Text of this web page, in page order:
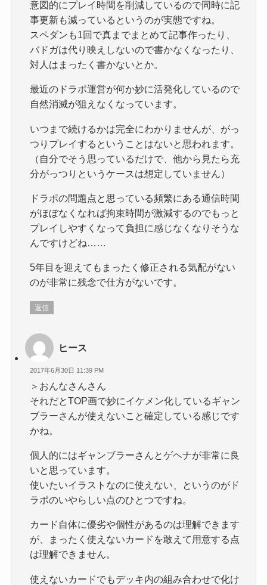
意図的にプレイ時間を削減しているので同時に記
事更新も減っているというのが実態ですね。
スペダンも1回で真までまとめて記事作ったり、
バドガは代り映えしないので書かなくなったり、
対人はまったく書かないとか。
最近のドラポ運営が何か妙に活発化しているので
自然消滅が狙えなくなっています。
いつまで続けるかは完全にわかりませんが、がっ
つりプレイするということはないと思われます。
（自分でそう思っているだけで、他から見たら充
分がっつりというケースは想定していません）
ドラポの問題点と思っている頻繁にある通信時間
がほぼなくなれば拘束時間が激減するのでもっと
プレイしやすくなって負担に感じなくなりそうな
んですけどね……
5年目を迎えてもまったく修正される気配がない
のが非常に残念で仕方がないです。
返信
ヒース
2017年6月30日 11:39 PM
＞おんなさんさん
それだとTOP画で妙にイケメン化しているギャン
ブラーさんが使えないこと確定している感じです
かね。
個人的にはギャンブラーさんとゲヘナが非常に良
いと思っています。
使いたいイラストなのに使えない、というのがド
ラポのいやらしい点のひとつですね。
カード自体に優劣や個性があるのは理解できます
が、まったく使えないカードを敢えて用意する点
は理解できません。
使えないカードでもデッキ内の組み合わせで化け